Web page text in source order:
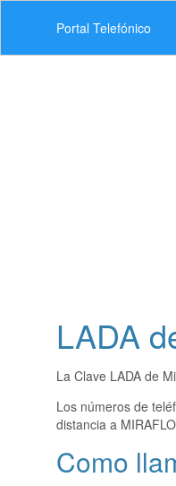
Portal Telefónico
LADA
La Clave LADA de
Los números de
distancia a
Como